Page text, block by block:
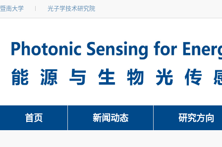
暨南大学 光子学技术研究院
首页 新闻动态 研究方向